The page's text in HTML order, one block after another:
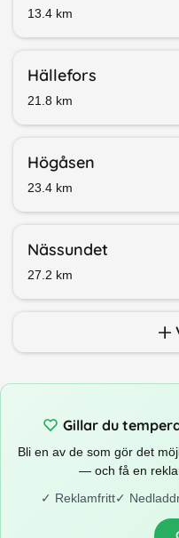
13.4 km
Hällefors
21.8 km
Högåsen
23.4 km
Nässundet
27.2 km
Gillar du
Bli en av de som gör det
— och få en
✓ Reklamfritt✓